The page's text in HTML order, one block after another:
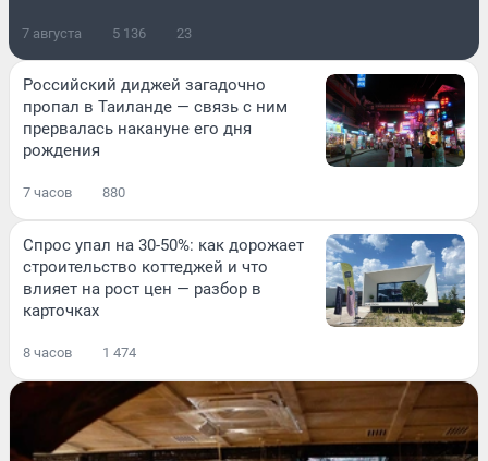
7 августа 5 136 23
Российский диджей загадочно
пропал в Таиланде — связь с ним
прервалась накануне его дня
рождения
7 часов 880
Спрос упал на 30-50%: как дорожает
строительство коттеджей и что
влияет на рост цен — разбор в
карточках
8 часов 1 474